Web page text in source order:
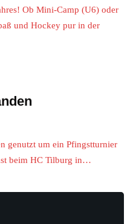
Ob Mini-Camp (U6) oder
und Hockey pur in der
genutzt um ein Pfingstturnier
beim HC Tilburg in…